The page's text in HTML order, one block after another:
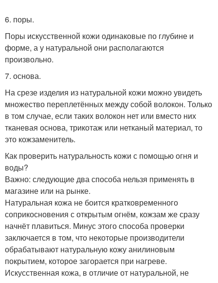
6. поры.
Поры искусственной кожи одинаковые по глубине и
форме, а у натуральной они располагаются
произвольно.
7. основа.
На срезе изделия из натуральной кожи можно увидеть
множество переплетённых между собой волокон. Только
в том случае, если таких волокон нет или вместо них
тканевая основа, трикотаж или нетканый материал, то
это кожзаменитель.
Как проверить натуральность кожи с помощью огня и
воды?
Важно: следующие два способа нельзя применять в
магазине или на рынке.
Натуральная кожа не боится кратковременного
соприкосновения с открытым огнём, кожзам же сразу
начнёт плавиться. Минус этого способа проверки
заключается в том, что некоторые производители
обрабатывают натуральную кожу анилиновым
покрытием, которое загорается при нагреве.
Искусственная кожа, в отличие от натуральной, не